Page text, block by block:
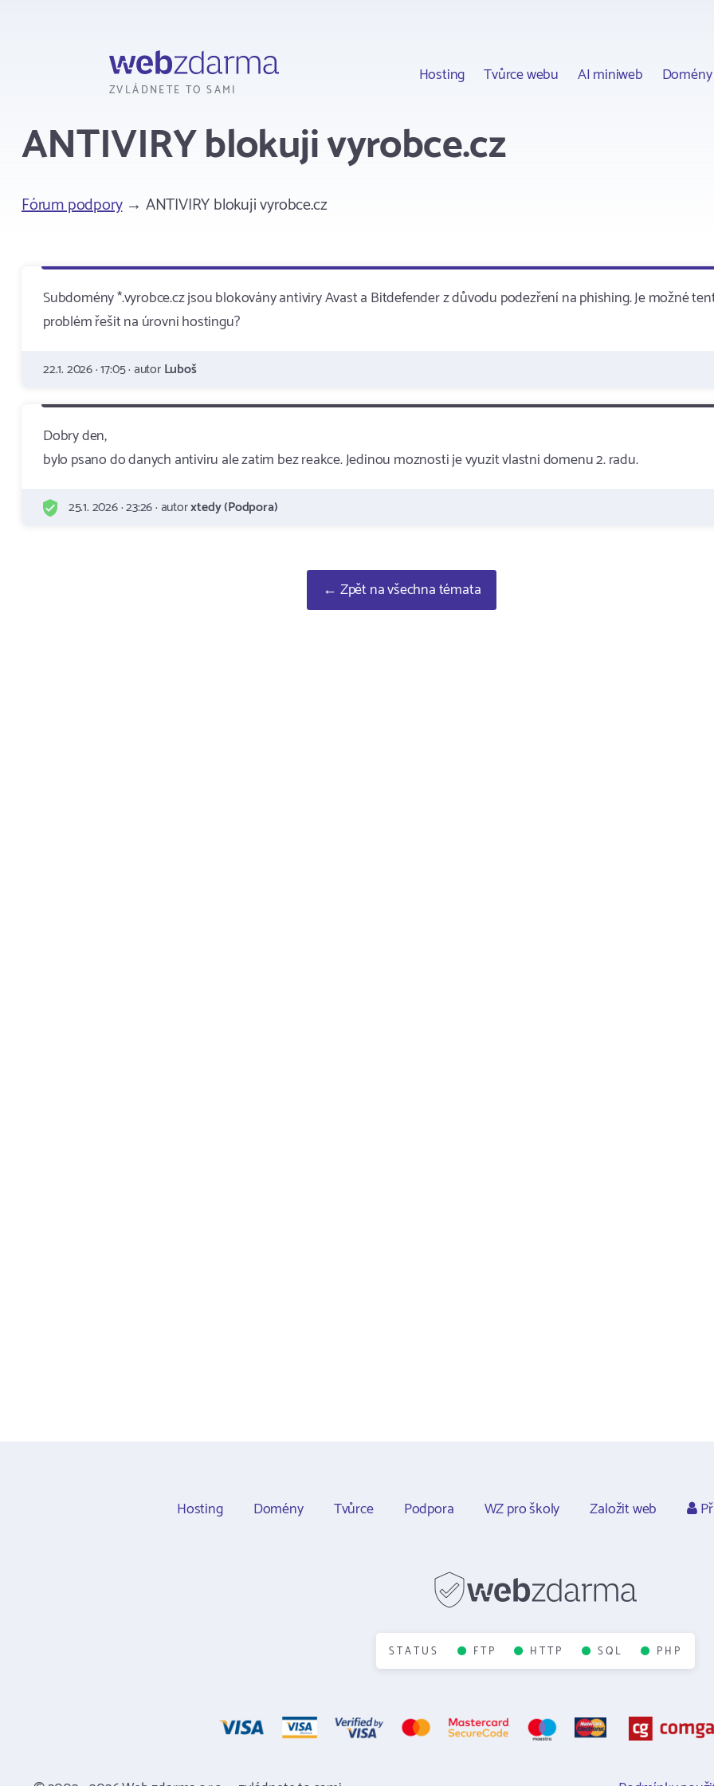
ZVLÁDNETE TO SAMI
Hosting Tvůrce webu AI miniweb Domény
ANTIVIRY blokuji vyrobce.cz
Fórum podpory→ ANTIVIRY blokuji vyrobce.cz
Subdomény *.vyrobce.cz jsou blokovány antiviry Avast a Bitdefender z důvodu podezření na phishing. Je možné
problém řešit na úrovni hostingu?
22.1. 2026 · 17:05 · autorLuboš
Dobry den,
bylo psano do danych antiviru ale zatim bez reakce. Jedinou moznosti je vyuzit vlastni domenu 2. radu.
25.1. 2026 · 23:26 · autorxtedy (Podpora)
← Zpět na všechna témata
Hosting Domény Tvůrce Podpora WZ pro školy Založit web
STATUS FTP HTTP SQL PHP